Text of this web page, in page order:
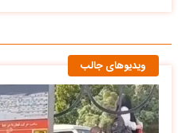
ویدیوهای جالب